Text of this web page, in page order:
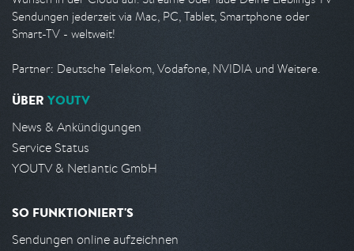
Sendungen jederzeit via Mac, PC, Tablet, Smartphone oder
Smart-TV - weltweit!
Partner: Deutsche Telekom, Vodafone, NVIDIA und Weitere.
ÜBER YOUTV
News & Ankündigungen
Service Status
YOUTV & Netlantic GmbH
SO FUNKTIONIERT'S
Sendungen online aufzeichnen